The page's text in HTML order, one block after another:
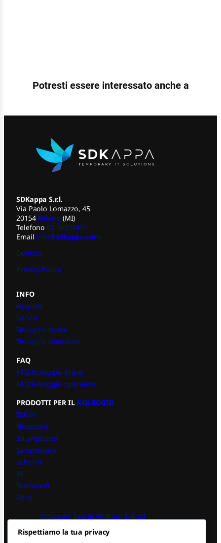
Potresti essere interessato anche a
SDKappa S.r.l.
Via Paolo Lomazzo, 45
20154 Milano (MI)
Telefono02 36592451
Email info@sdkappa.com
Contatti
Privacy Policy
INFO
Azienda
Servizi
Noleggio breve
Noleggio operativo
FAQ
FAQ Noleggio breve
FAQ Noleggio operativo
PRODOTTI PER IL NOLEGGIO
Tablet
Notebook
Smartphone
Connettività
Schermi
PC
Stampanti
Altro
Noleggio Tablet Android & iPad
Noleggio PC iPad
Rispettiamo la tua privacy